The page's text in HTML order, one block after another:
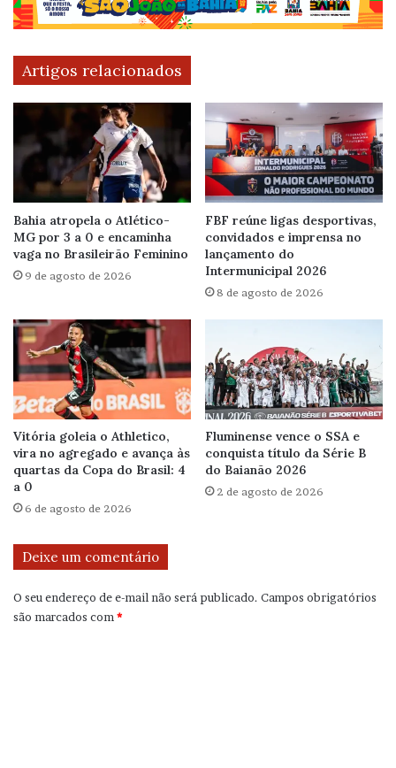
Artigos relacionados
Bahia atropela o Atlético-
MG por 3 a 0 e encaminha
vaga no Brasileirão Feminino
9 de agosto de 2026
FBF reúne ligas desportivas,
convidados e imprensa no
lançamento do
Intermunicipal 2026
8 de agosto de 2026
Vitória goleia o Athletico,
vira no agregado e avança às
quartas da Copa do Brasil: 4
a 0
6 de agosto de 2026
Fluminense vence o SSA e
conquista título da Série B
do Baianão 2026
2 de agosto de 2026
Deixe um comentário
O seu endereço de e-mail não será publicado. Campos obrigatórios
são marcados com*